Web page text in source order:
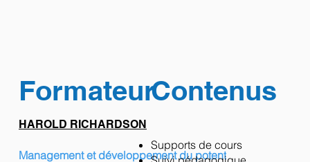
Formateur
HAROLD RICHARDSON
Management et développement du potentiel
Contenus
Supports de cours